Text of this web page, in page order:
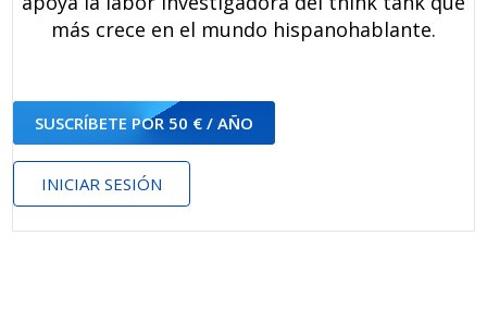
más crece en el mundo hispanohablante.
SUSCRÍBETE POR 50 € / AÑO
INICIAR SESIÓN